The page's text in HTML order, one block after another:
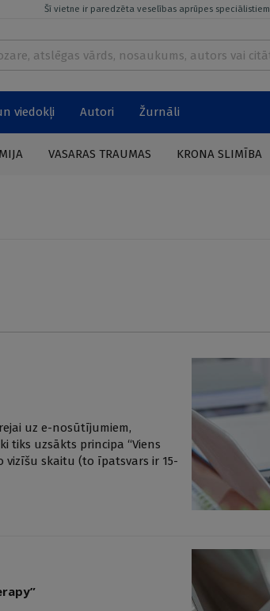
Šī vietne ir paredzēta veselības aprūpes speciālistiem
viedokļi Autori Žurnāli
VASARAS TRAUMAS KRONA SLIMĪBA
uz e-nosūtījumiem,
tiks uzsākts principa “Viens
vizīšu skaitu (to īpatsvars ir 15-